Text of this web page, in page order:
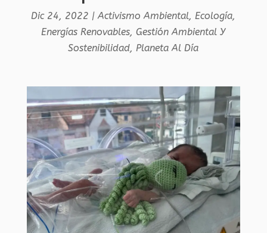
Dic 24, 2022 |Activismo Ambiental,Ecología,
Energías Renovables,Gestión Ambiental Y
Sostenibilidad,Planeta Al Día